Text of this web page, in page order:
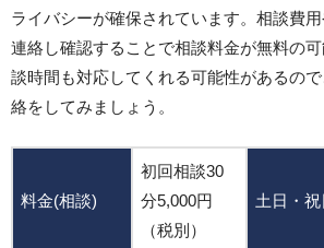
ライバシーが確保されています。相談費
連絡し確認することで相談料金が無料の
談時間も対応してくれる可能性があるの
絡をしてみましょう。
料金(相談)
初回相談30
分5,000円
（税別）
土日・